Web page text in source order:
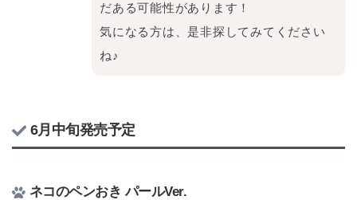
だある可能性があります！
気になる方は、是非探してみてください
ね♪
6月中旬発売予定
ネコのペンおき パールVer.